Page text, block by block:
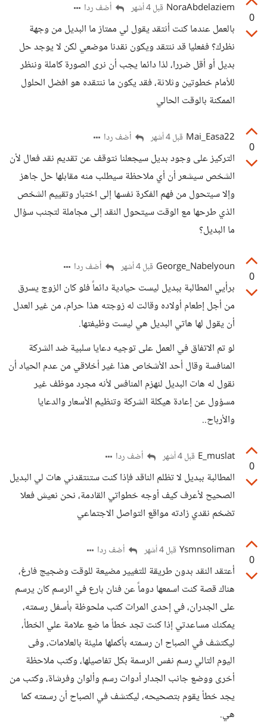
0
NoraAbdelaziem قبل 4 أشهر أضف ردا
بالعمل عندما كنت أنتقد يقول لي ممتاز ما البديل من وجهة
نظرك؟ ففعليا قد ننتقد ويكون نقدنا موضعي لكن لا يوجد حل
بديل أو أقل ضررا، لذا دائما يجب أن نرى الصورة كاملة وننظر
للأمام خطوتين وثلاثة، فقد يكون ما ننتقده هو افضل الحلول
الممكنة بالوقت الحالي
0
Mai_Easa22 قبل 4 أشهر أضف ردا
التركيز على وجود بديل سيجعلنا نتوقف عن تقديم نقد فعال لأن
الشخص سيشعر أن أي ملاحظة سيطلب منه مقابلها حل جاهز
وإلا سيتحول من فهم الفكرة نفسها إلى اختبار وتقييم الشخص
الذي طرحها مع الوقت سيتحول النقد إلى مجاملة لتجنب سؤال
ما البديل؟
0
George_Nabelyoun قبل 4 أشهر أضف ردا
برأيي المطالبة ببديل ليست حيادية دائماً فلو كان الزوج يسرق
من أجل إطعام أولاده وقالت له زوجته هذا حرام، من غير العدل
أن يقول لها هاتي البديل هي ليست وظيفتها.
لو تم الاتفاق في العمل على توجيه دعايا سلبية ضد الشركة
المنافسة وقال أحد الأشخاص هذا غير أخلاقي من عدم الحياد أن
نقول له هات البديل لنهزم المنافس لأنه مجرد موظف غير
مسؤول عن إعادة هيكلة الشركة وتنظيم الأسعار والدعايا
والأرباح..
0
E_muslat قبل 4 أشهر أضف ردا
المطالبة ببديل لا تظلم الناقد فإذا كنت ستنتقدني هات لي البديل
الصحيح لأعرف كيف أوجه خطواتي القادمة، نحن نعيش فعلا
تضخم نقدي زادته مواقع التواصل الاجتماعي
0
Ysmnsoliman قبل 4 أشهر أضف ردا
أعتقد النقد بدون طريقة للتغيير مضيعة للوقت وضجيج فارغ،
هناك قصة كنت اسمعها دوماً عن فنان بارع في الرسم كان يرسم
على الجدران، في إحدى المرات كتب ملحوظة بأسفل رسمته،
يمكنك مساعدتي إذا كنت تجد خطأ ما ضع علامة علي الخطأ،
ليكتشف في الصباح ان رسمته بأكملها مليئة بالعلامات، وفى
اليوم التالي رسم نفس الرسمة بكل تفاصيلها، وكتب ملاحظة
أخرى ووضع جانب الجدار أدوات رسم وألوان وفرشاة، وكتب من
يجد خطأ يقوم بتصحيحه، ليكتشف في الصباح أن رسمته كما
هي.